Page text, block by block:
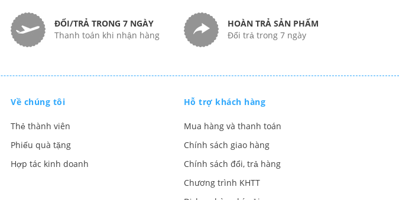
ĐỔI/TRẢ TRONG 7 NGÀY
Thanh toán khi nhận hàng
HOÀN TRẢ SẢN PHẨM
Đổi trả trong 7 ngày
Về chúng tôi
Thẻ thành viên
Phiếu quà tặng
Hợp tác kinh doanh
Hỗ trợ khách hàng
Mua hàng và thanh toán
Chính sách giao hàng
Chính sách đổi, trả hàng
Chương trình KHTT